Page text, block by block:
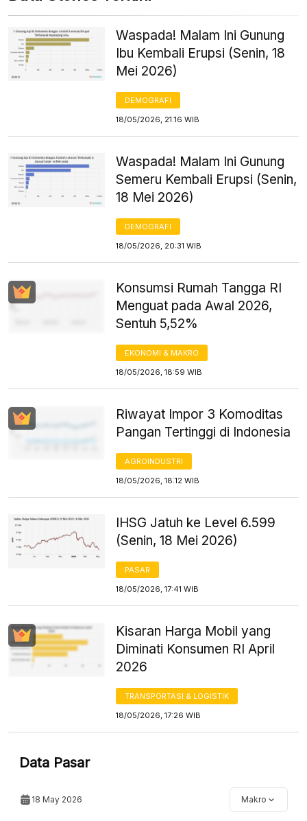
Waspada! Malam Ini Gunung
Ibu Kembali Erupsi (Senin, 18
Mei 2026)
DEMOGRAFI
18/05/2026, 21:16 WIB
Waspada! Malam Ini Gunung
Semeru Kembali Erupsi (Senin,
18 Mei 2026)
DEMOGRAFI
18/05/2026, 20:31 WIB
Konsumsi Rumah Tangga RI
Menguat pada Awal 2026,
Sentuh 5,52%
EKONOMI & MAKRO
18/05/2026, 18:59 WIB
Riwayat Impor 3 Komoditas
Pangan Tertinggi di Indonesia
AGROINDUSTRI
18/05/2026, 18:12 WIB
IHSG Jatuh ke Level 6.599
(Senin, 18 Mei 2026)
PASAR
18/05/2026, 17:41 WIB
Kisaran Harga Mobil yang
Diminati Konsumen RI April
2026
TRANSPORTASI & LOGISTIK
18/05/2026, 17:26 WIB
Data Pasar
18 May 2026 Makro